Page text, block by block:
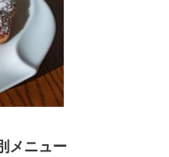
メニュー